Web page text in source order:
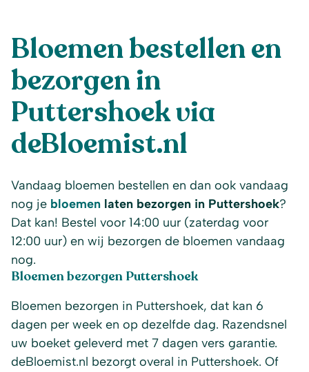
Bloemen bestellen en
bezorgen in
Puttershoek via
deBloemist.nl
Vandaag bloemen bestellen en dan ook vandaag
nog je bloemen laten bezorgen in Puttershoek?
Dat kan! Bestel voor 14:00 uur (zaterdag voor
12:00 uur) en wij bezorgen de bloemen vandaag
nog.
Bloemen bezorgen Puttershoek
Bloemen bezorgen in Puttershoek, dat kan 6
dagen per week en op dezelfde dag. Razendsnel
uw boeket geleverd met 7 dagen vers garantie.
deBloemist.nl bezorgt overal in Puttershoek. Of